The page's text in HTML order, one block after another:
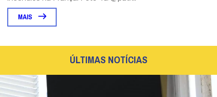
O fogo passou duas vezes, mas o crucifixo
permaneceu de pé
A imagem que emocionou o mundo em meio aos
incêndios na França. Foto: IG @patr...
MAIS